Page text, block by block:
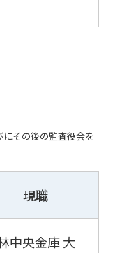
その後の監査役会を
現職
中央金庫 大